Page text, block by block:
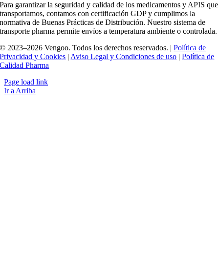
Para garantizar la seguridad y calidad de los medicamentos y APIS que
transportamos, contamos con certificación GDP y cumplimos la
normativa de Buenas Prácticas de Distribución. Nuestro sistema de
transporte pharma permite envíos a temperatura ambiente o controlada.
© 2023–2026 Vengoo. Todos los derechos reservados. |Política de
Privacidad y Cookies | Aviso Legal y Condiciones de uso |Política de
Calidad Pharma
Page load link
Ir a Arriba